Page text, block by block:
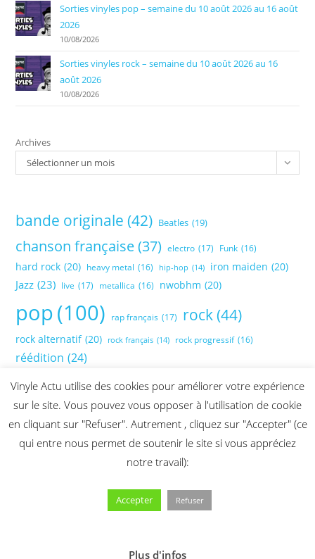
Sorties vinyles pop – semaine du 10 août 2026 au 16 août
2026
10/08/2026
Sorties vinyles rock – semaine du 10 août 2026 au 16
août 2026
10/08/2026
Archives
Sélectionner un mois
bande originale (42) Beatles (19)
chanson française (37) electro (17) Funk (16)
hard rock (20) heavy metal (16) hip-hop (14) iron maiden (20)
Jazz (23) live (17) metallica (16) nwobhm (20)
pop(100) rap français (17) rock(44)
rock alternatif (20) rock français (14) rock progressif (16)
réédition (24)
Vinyle Actu utilise des cookies pour améliorer votre expérience
sur le site. Vous pouvez vous opposer à l'utilisation de cookie
en cliquant sur "Refuser". Autrement , cliquez sur "Accepter" (ce
qui entre nous permet de soutenir le site si vous appréciez
notre travail):
Accepter Refuser
Plus d'infos